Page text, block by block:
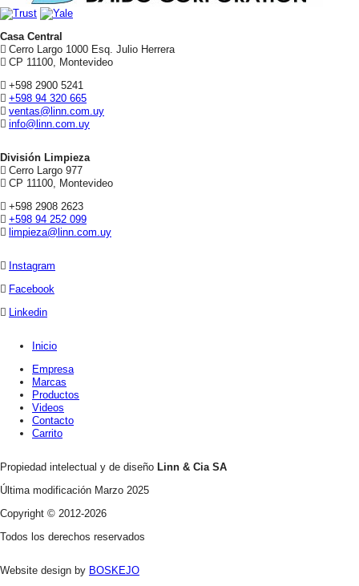
Casa Central
Cerro Largo 1000 Esq. Julio Herrera
CP 11100, Montevideo
+598 2900 5241
+598 94 320 665
ventas@linn.com.uy
info@linn.com.uy
División Limpieza
Cerro Largo 977
CP 11100, Montevideo
+598 2908 2623
+598 94 252 099
limpieza@linn.com.uy
Instagram
Facebook
Linkedin
Inicio
Empresa
Marcas
Productos
Videos
Contacto
Carrito
Propiedad intelectual y de diseño Linn & Cia SA
Última modificación Marzo 2025
Copyright © 2012-2026
Todos los derechos reservados
Website design by BOSKEJO